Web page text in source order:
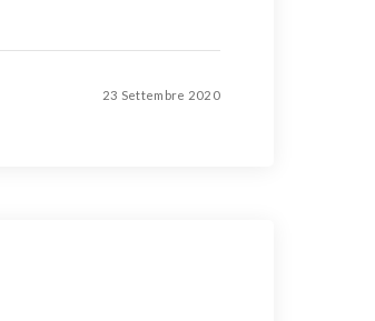
23 Settembre 2020